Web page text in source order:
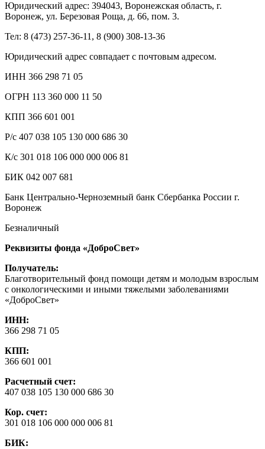
Юридический адрес: 394043, Воронежская область, г.
Воронеж, ул. Березовая Роща, д. 66, пом. 3.
Тел: 8 (473) 257-36-11, 8 (900) 308-13-36
Юридический адрес совпадает с почтовым адресом.
ИНН 366 298 71 05
ОГРН 113 360 000 11 50
КПП 366 601 001
Р/с 407 038 105 130 000 686 30
К/с 301 018 106 000 000 006 81
БИК 042 007 681
Банк Центрально-Черноземный банк Сбербанка России г.
Воронеж
Безналичный
Реквизиты фонда «ДоброСвет»
Получатель:
Благотворительный фонд помощи детям и молодым взрослым
с онкологическими и иными тяжелыми заболеваниями
«ДоброСвет»
ИНН:
366 298 71 05
КПП:
366 601 001
Расчетный счет:
407 038 105 130 000 686 30
Кор. счет:
301 018 106 000 000 006 81
БИК: